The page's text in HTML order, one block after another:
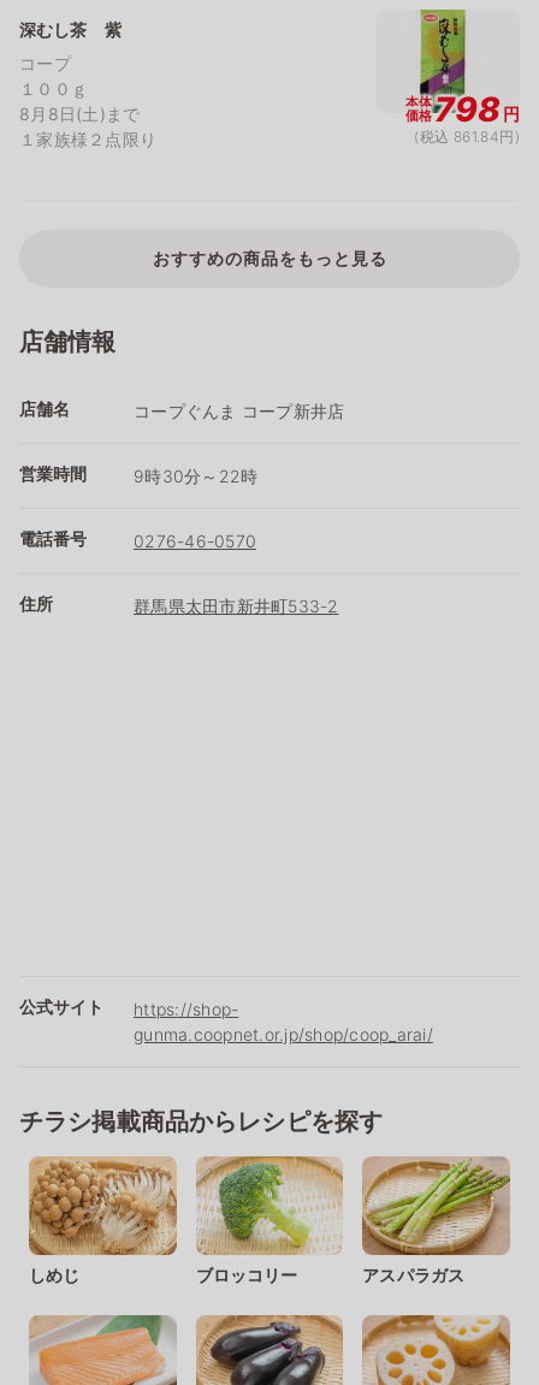
深むし茶 紫
コープ
１００ｇ
8月8日(土)まで
１家族様２点限り
本体
価格798円
(税込 861.84円)
おすすめの商品をもっと見る
店舗情報
店舗名 コープぐんま コープ新井店
営業時間 9時30分～22時
電話番号 0276-46-0570
住所 群馬県太田市新井町533-2
公式サイト
https://shop-
gunma.coopnet.or.jp/shop/coop_arai/
チラシ掲載商品からレシピを探す
しめじ ブロッコリー アスパラガス